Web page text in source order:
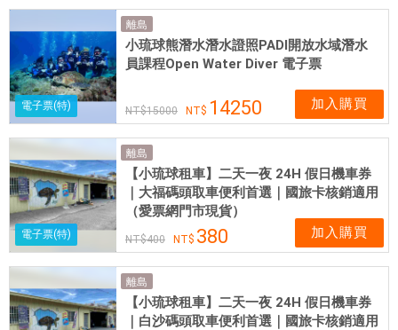
電子票(特)
離島
小琉球熊潛水潛水證照PADI開放水域潛水
員課程Open Water Diver 電子票
15000 14250 加入購買
電子票(特)
離島
【小琉球租車】二天一夜 24H 假日機車券
｜大福碼頭取車便利首選｜國旅卡核銷適用
（愛票網門市現貨）
400 380 加入購買
離島
【小琉球租車】二天一夜 24H 假日機車券
｜白沙碼頭取車便利首選｜國旅卡核銷適用